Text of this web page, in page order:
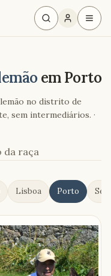
emPorto
no distrito de
sem intermediários. ·
da raça
Lisboa Porto